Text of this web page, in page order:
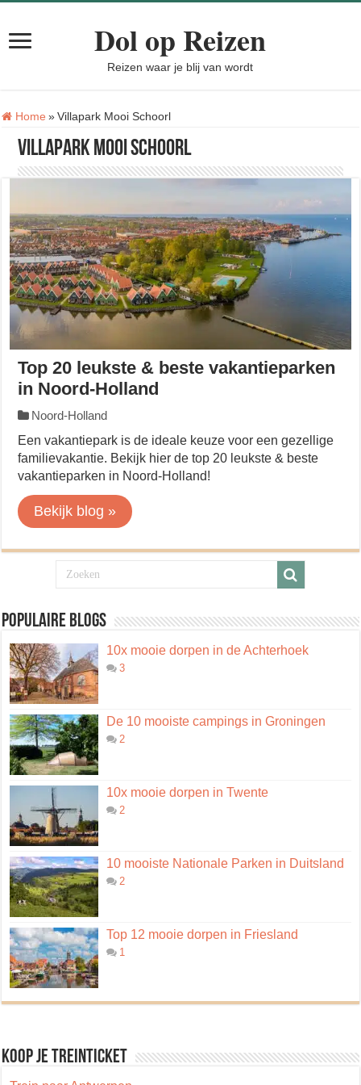
Dol op Reizen
Reizen waar je blij van wordt
Home »Tag:
Villapark Mooi Schoorl
Villapark Mooi Schoorl
Top 20 leukste & beste vakantieparken
in Noord-Holland
Noord-Holland
Een vakantiepark is de ideale keuze voor een gezellige
familievakantie. Bekijk hier de top 20 leukste & beste
vakantieparken in Noord-Holland!
Bekijk blog »
Populaire blogs
10x mooie dorpen in de Achterhoek
3
De 10 mooiste campings in Groningen
2
10x mooie dorpen in Twente
2
10 mooiste Nationale Parken in Duitsland
2
Top 12 mooie dorpen in Friesland
1
Koop je treinticket